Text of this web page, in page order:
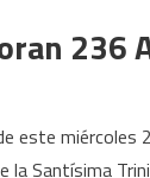
236
este
la Santísima